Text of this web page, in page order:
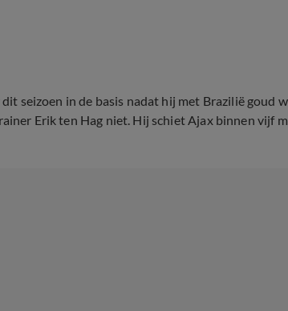
seizoen in de basis nadat hij met Brazilië goud
Erik ten Hag niet. Hij schiet Ajax binnen vijf